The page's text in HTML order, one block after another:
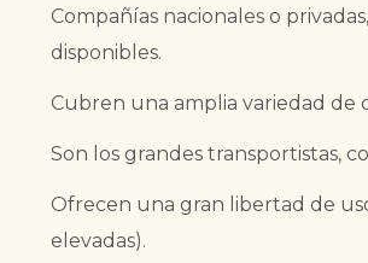
Compañías nacionales o
disponibles.
Cubren una amplia variedad de
Son los grandes transportistas,
Ofrecen una gran libertad de
elevadas).